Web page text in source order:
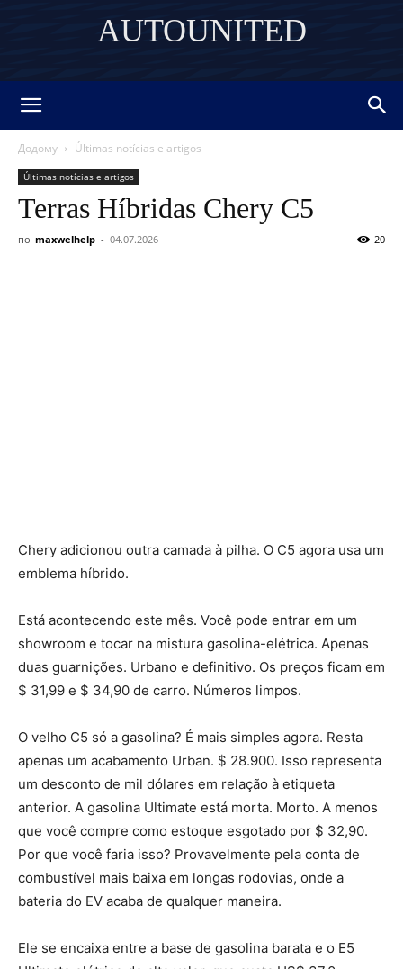
AUTOUNITED
Додому Últimas notícias e artigos
Últimas notícias e artigos
Terras Híbridas Chery C5
по maxwelhelp - 04.07.2026 20
Chery adicionou outra camada à pilha. O C5 agora usa um
emblema híbrido.
Está acontecendo este mês. Você pode entrar em um
showroom e tocar na mistura gasolina-elétrica. Apenas
duas guarnições. Urbano e definitivo. Os preços ficam em
$ 31,99 e $ 34,90 de carro. Números limpos.
O velho C5 só a gasolina? É mais simples agora. Resta
apenas um acabamento Urban. $ 28.900. Isso representa
um desconto de mil dólares em relação à etiqueta
anterior. A gasolina Ultimate está morta. Morto. A menos
que você compre como estoque esgotado por $ 32,90.
Por que você faria isso? Provavelmente pela conta de
combustível mais baixa em longas rodovias, onde a
bateria do EV acaba de qualquer maneira.
Ele se encaixa entre a base de gasolina barata e o E5